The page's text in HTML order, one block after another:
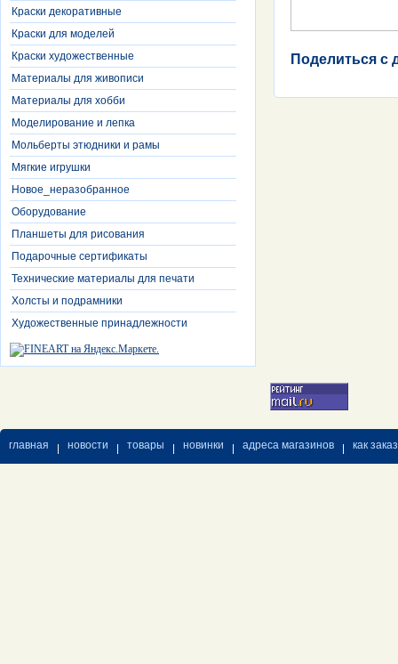
Краски декоративные
Краски для моделей
Краски художественные
Материалы для живописи
Материалы для хобби
Моделирование и лепка
Мольберты этюдники и рамы
Мягкие игрушки
Новое_неразобранное
Оборудование
Планшеты для рисования
Подарочные сертификаты
Технические материалы для печати
Холсты и подрамники
Художественные принадлежности
Поделиться с
главная новости товары новинки адреса магазинов как